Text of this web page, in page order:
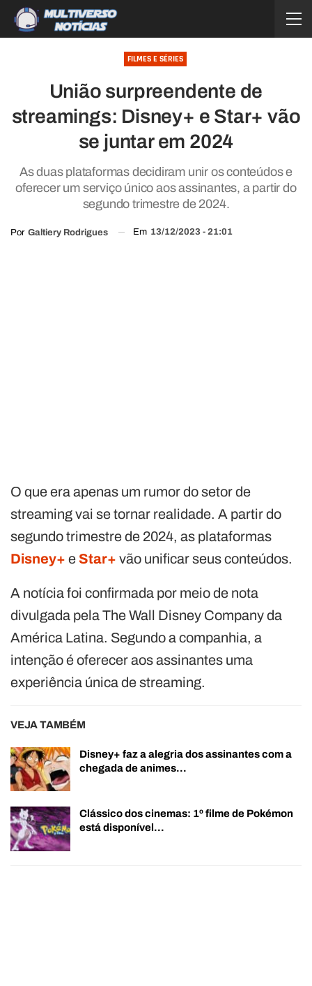
FILMES E SÉRIES
União surpreendente de
streamings: Disney+ e Star+ vão
se juntar em 2024
As duas plataformas decidiram unir os conteúdos e
oferecer um serviço único aos assinantes, a partir do
segundo trimestre de 2024.
Por Galtiery Rodrigues Em 13/12/2023 - 21:01
O que era apenas um rumor do setor de
streaming vai se tornar realidade. A partir do
segundo trimestre de 2024, as plataformas
Disney+ e Star+ vão unificar seus conteúdos.
A notícia foi confirmada por meio de nota
divulgada pela The Wall Disney Company da
América Latina. Segundo a companhia, a
intenção é oferecer aos assinantes uma
experiência única de streaming.
VEJA TAMBÉM
Disney+ faz a alegria dos assinantes com a
chegada de animes…
Clássico dos cinemas: 1º filme de Pokémon
está disponível…